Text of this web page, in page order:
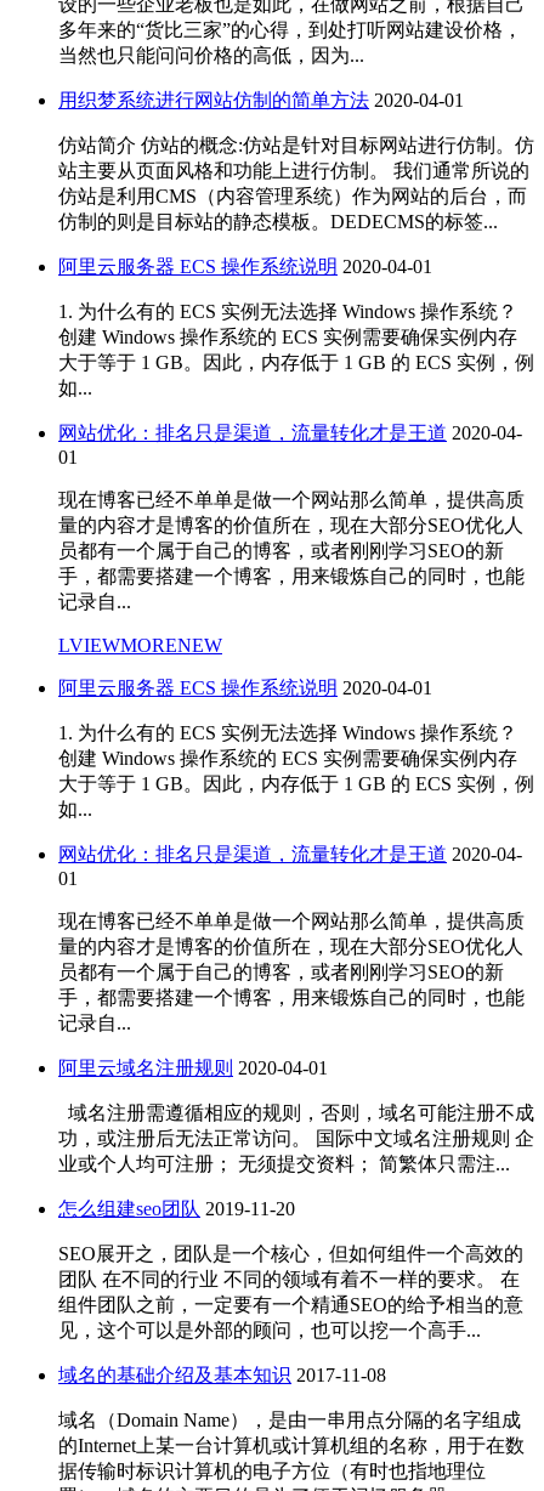
设的一些企业老板也是如此，在做网站之前，根据自己
多年来的“货比三家”的心得，到处打听网站建设价格，
当然也只能问问价格的高低，因为...
用织梦系统进行网站仿制的简单方法 2020-04-01
仿站简介 仿站的概念:仿站是针对目标网站进行仿制。仿
站主要从页面风格和功能上进行仿制。 我们通常所说的
仿站是利用CMS（内容管理系统）作为网站的后台，而
仿制的则是目标站的静态模板。DEDECMS的标签...
阿里云服务器 ECS 操作系统说明 2020-04-01
1. 为什么有的 ECS 实例无法选择 Windows 操作系统？
创建 Windows 操作系统的 ECS 实例需要确保实例内存
大于等于 1 GB。因此，内存低于 1 GB 的 ECS 实例，例
如...
网站优化：排名只是渠道，流量转化才是王道 2020-04-
01
现在博客已经不单单是做一个网站那么简单，提供高质
量的内容才是博客的价值所在，现在大部分SEO优化人
员都有一个属于自己的博客，或者刚刚学习SEO的新
手，都需要搭建一个博客，用来锻炼自己的同时，也能
记录自...
LVIEWMORENEW
阿里云服务器 ECS 操作系统说明 2020-04-01
1. 为什么有的 ECS 实例无法选择 Windows 操作系统？
创建 Windows 操作系统的 ECS 实例需要确保实例内存
大于等于 1 GB。因此，内存低于 1 GB 的 ECS 实例，例
如...
网站优化：排名只是渠道，流量转化才是王道 2020-04-
01
现在博客已经不单单是做一个网站那么简单，提供高质
量的内容才是博客的价值所在，现在大部分SEO优化人
员都有一个属于自己的博客，或者刚刚学习SEO的新
手，都需要搭建一个博客，用来锻炼自己的同时，也能
记录自...
阿里云域名注册规则 2020-04-01
域名注册需遵循相应的规则，否则，域名可能注册不成
功，或注册后无法正常访问。 国际中文域名注册规则 企
业或个人均可注册； 无须提交资料； 简繁体只需注...
怎么组建seo团队 2019-11-20
SEO展开之，团队是一个核心，但如何组件一个高效的
团队 在不同的行业 不同的领域有着不一样的要求。 在
组件团队之前，一定要有一个精通SEO的给予相当的意
见，这个可以是外部的顾问，也可以挖一个高手...
域名的基础介绍及基本知识 2017-11-08
域名（Domain Name），是由一串用点分隔的名字组成
的Internet上某一台计算机或计算机组的名称，用于在数
据传输时标识计算机的电子方位（有时也指地理位